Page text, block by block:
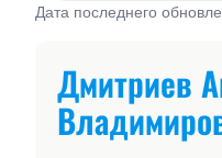
Дата последнего
Дмитриев